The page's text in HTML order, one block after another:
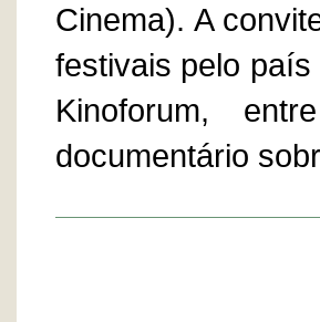
Cinema). A
festivais pelo
Kinoforum,
documentário